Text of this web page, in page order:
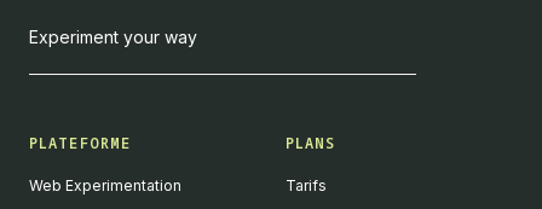
Experiment your way
PLATEFORME
Web Experimentation
PLANS
Tarifs